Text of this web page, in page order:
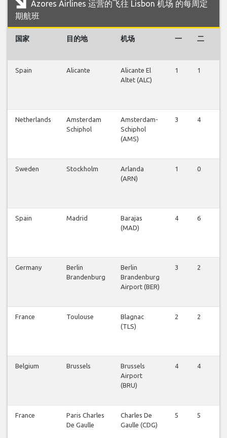
Azores Airlines 运营的飞往 Lisbon 机场 的每周定
期航班
国家 目的地 机场 一 二
Spain Alicante
Alicante El
Altet (ALC)
1 1
Netherlands
Amsterdam
Schiphol
Amsterdam-
Schiphol
(AMS)
3 4
Sweden Stockholm
Arlanda
(ARN)
1 0
Spain Madrid
Barajas
(MAD)
4 6
Germany
Berlin
Brandenburg
Berlin
Brandenburg
Airport (BER)
3 2
France Toulouse
Blagnac
(TLS)
2 2
Belgium Brussels
Brussels
Airport
(BRU)
4 4
France
Paris Charles
De Gaulle
Charles De
Gaulle (CDG)
5 5